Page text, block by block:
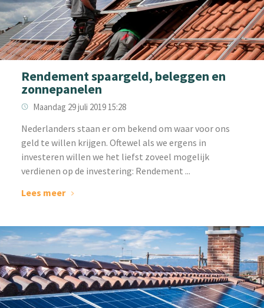
Rendement spaargeld, beleggen en
zonnepanelen
Maandag 29 juli 2019 15:28
Nederlanders staan er om bekend om waar voor ons
geld te willen krijgen. Oftewel als we ergens in
investeren willen we het liefst zoveel mogelijk
verdienen op de investering: Rendement ...
Lees meer